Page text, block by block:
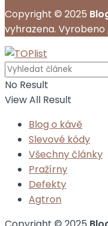
Copyright © 2025
vyhrazena. Vyrobeno
No Result
View All Result
Blog o kávě
Slevové kódy
Všechny články
Pražírny
Defekty
Agtron